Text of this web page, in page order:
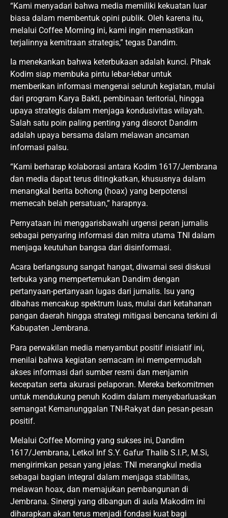
“Kami menyadari bahwa media memiliki kekuatan luar
biasa dalam membentuk opini publik. Oleh karena itu,
melalui Coffee Morning ini, kami ingin memastikan
terjalinnya kemitraan strategis,” tegas Dandim.
Ia menekankan bahwa keterbukaan adalah kunci. Pihak
Kodim siap membuka pintu lebar-lebar untuk
memberikan informasi mengenai seluruh kegiatan, mulai
dari program Karya Bakti, pembinaan teritorial, hingga
upaya strategis dalam menjaga kondusivitas wilayah.
Salah satu poin paling penting yang disorot Dandim
adalah upaya bersama dalam melawan ancaman
informasi palsu.
“Kami berharap kolaborasi antara Kodim 1617/Jembrana
dan media dapat terus ditingkatkan, khususnya dalam
menangkal berita bohong (hoax) yang berpotensi
memecah belah persatuan,” harapnya.
Pernyataan ini menggarisbawahi urgensi peran jurnalis
sebagai penyaring informasi dan mitra utama TNI dalam
menjaga keutuhan bangsa dari disinformasi.
Acara berlangsung sangat hangat, diwarnai sesi diskusi
terbuka yang mempertemukan Dandim dengan
pertanyaan-pertanyaan lugas dari jurnalis. Isu yang
dibahas mencakup spektrum luas, mulai dari ketahanan
pangan daerah hingga strategi mitigasi bencana terkini di
Kabupaten Jembrana.
Para perwakilan media menyambut positif inisiatif ini,
menilai bahwa kegiatan semacam ini mempermudah
akses informasi dari sumber resmi dan menjamin
kecepatan serta akurasi pelaporan. Mereka berkomitmen
untuk mendukung penuh Kodim dalam menyebarluaskan
semangat Kemanunggalan TNI-Rakyat dan pesan-pesan
positif.
Melalui Coffee Morning yang sukses ini, Dandim
1617/Jembrana, Letkol Inf S.Y. Gafur Thalib S.I.P., M.Si,
mengirimkan pesan yang jelas: TNI merangkul media
sebagai bagian integral dalam menjaga stabilitas,
melawan hoax, dan memajukan pembangunan di
Jembrana. Sinergi yang dibangun di aula Makodim ini
diharapkan akan terus menjadi fondasi kuat bagi